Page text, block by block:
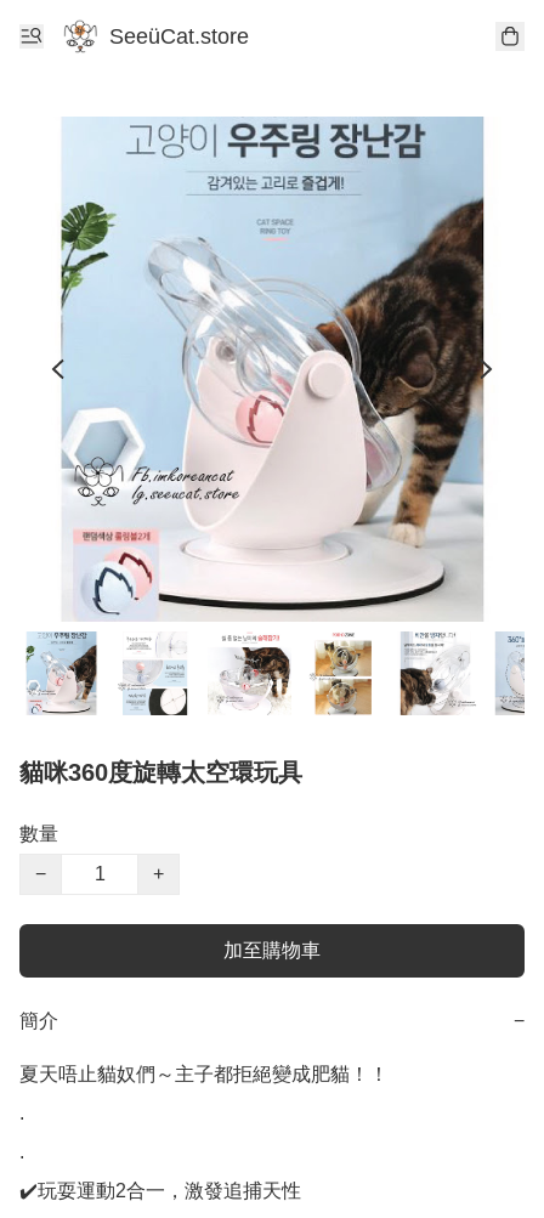
SeeüCat.store
貓咪360度旋轉太空環玩具
數量
−
+
加至購物車
簡介 −
夏天唔止貓奴們～主子都拒絕變成肥貓！！
.
.
✔️玩耍運動2合一，激發追捕天性